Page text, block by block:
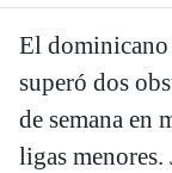
El dominicano
superó dos
de semana en
ligas